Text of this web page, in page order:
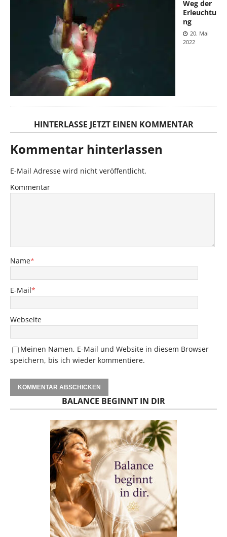
Weg der
Erleuchtu
ng
20. Mai
2022
HINTERLASSE JETZT EINEN KOMMENTAR
Kommentar hinterlassen
E-Mail Adresse wird nicht veröffentlicht.
Kommentar
Name*
E-Mail*
Webseite
Meinen Namen, E-Mail und Website in diesem Browser
speichern, bis ich wieder kommentiere.
BALANCE BEGINNT IN DIR